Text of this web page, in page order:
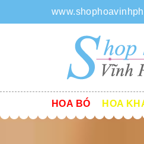
HOA BÓ HOA